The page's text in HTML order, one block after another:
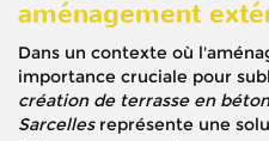
aménagement
Dans un contexte où
importance cruciale pour
création de terrasse en
Sarcellesreprésente une